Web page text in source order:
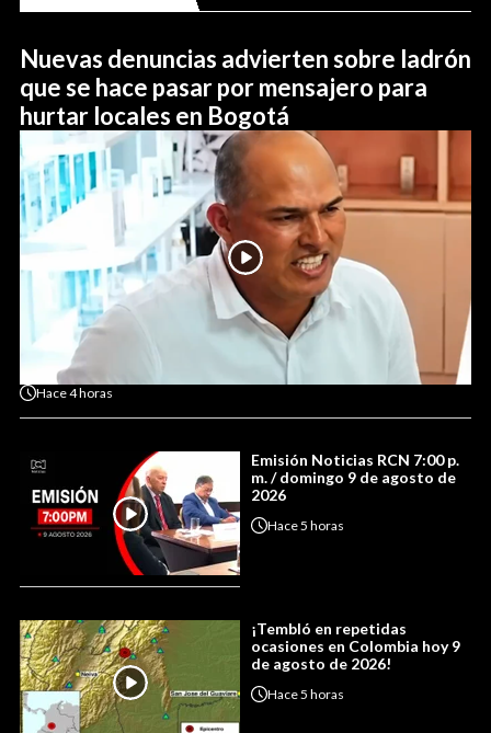
Nuevas denuncias advierten sobre ladrón
que se hace pasar por mensajero para
hurtar locales en Bogotá
Hace4 horas
Emisión Noticias RCN 7:00 p.
m. / domingo 9 de agosto de
2026
Hace5 horas
¡Tembló en repetidas
ocasiones en Colombia hoy 9
de agosto de 2026!
Hace5 horas